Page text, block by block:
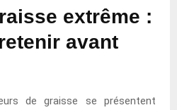
extrême :
avant
de graisse se présentent